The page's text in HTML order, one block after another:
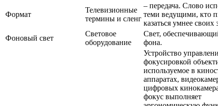
Формат
Телевизионные
термины и сленг
– передача. Слово
теми ведущими, кто
казаться умнее своих
Фоновый свет
Световое
оборудование
Свет,
фона.
Устройство
фокусировкой
используемое в
аппаратах,
цифровых
фокус выполняет